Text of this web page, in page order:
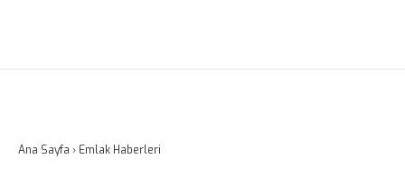
Ana Sayfa › Emlak Haberleri